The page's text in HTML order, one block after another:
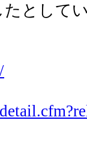
たとして